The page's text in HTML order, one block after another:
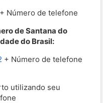
+ Número de telefone
de Santana do
do Brasil:
+ Número de telefone
utilizando seu